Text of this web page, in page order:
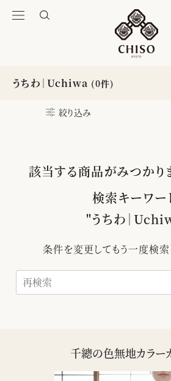
うちわ｜Uchiwa (0件)
絞り込み
該当する商品がみつかり
検索キーワー
"うちわ｜
条件を変更してもう一度検索
千總の色無地カラー